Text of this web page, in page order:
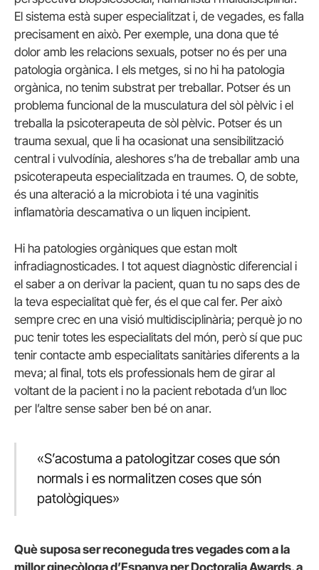
El sistema està super especialitzat i, de vegades, es falla
precisament en això. Per exemple, una dona que té
dolor amb les relacions sexuals, potser no és per una
patologia orgànica. I els metges, si no hi ha patologia
orgànica, no tenim substrat per treballar. Potser és un
problema funcional de la musculatura del sòl pèlvic i el
treballa la psicoterapeuta de sòl pèlvic. Potser és un
trauma sexual, que li ha ocasionat una sensibilització
central i vulvodínia, aleshores s’ha de treballar amb una
psicoterapeuta especialitzada en traumes. O, de sobte,
és una alteració a la microbiota i té una vaginitis
inflamatòria descamativa o un liquen incipient.
Hi ha patologies orgàniques que estan molt
infradiagnosticades. I tot aquest diagnòstic diferencial i
el saber a on derivar la pacient, quan tu no saps des de
la teva especialitat què fer, és el que cal fer. Per això
sempre crec en una visió multidisciplinària; perquè jo no
puc tenir totes les especialitats del món, però sí que puc
tenir contacte amb especialitats sanitàries diferents a la
meva; al final, tots els professionals hem de girar al
voltant de la pacient i no la pacient rebotada d’un lloc
per l’altre sense saber ben bé on anar.
«S’acostuma a patologitzar coses que són
normals i es normalitzen coses que són
patològiques»
Què suposa ser reconeguda tres vegades com a la
millor ginecòloga d’Espanya per Doctoralia Awards, a